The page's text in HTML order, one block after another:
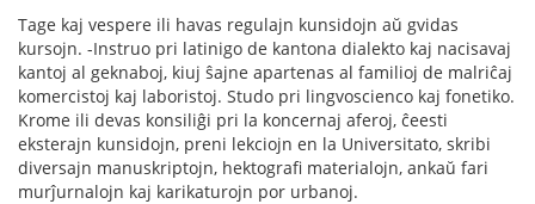
Tage kaj vespere ili havas regulajn kunsidojn aŭ gvidas
kursojn. -Instruo pri latinigo de kantona dialekto kaj nacisavaj
kantoj al geknaboj, kiuj ŝajne apartenas al familioj de malriĉaj
komercistoj kaj laboristoj. Studo pri lingvoscienco kaj fonetiko.
Krome ili devas konsiliĝi pri la koncernaj aferoj, ĉeesti
eksterajn kunsidojn, preni lekciojn en la Universitato, skribi
diversajn manuskriptojn, hektografi materialojn, ankaŭ fari
murĵurnalojn kaj karikaturojn por urbanoj.